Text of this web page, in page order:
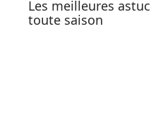
Les meilleures
toute saison